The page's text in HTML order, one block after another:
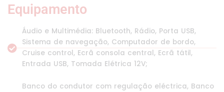
Equipamento
Áudio e Multimédia: Bluetooth, Rádio, Porta USB,
Sistema de navegação, Computador de bordo,
Cruise control, Ecrã consola central, Ecrã tátil,
Entrada USB, Tomada Elétrica 12V;
Banco do condutor com regulação eléctrica, Banco